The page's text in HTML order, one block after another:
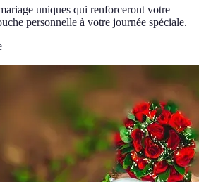
uniques qui renforceront votre
personnelle à votre journée spéciale.